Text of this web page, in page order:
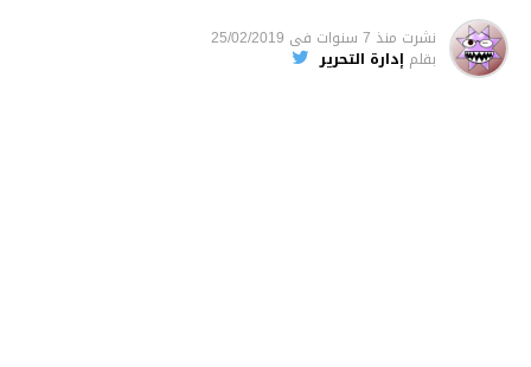
نشرت منذ 7 سنوات فى 25/02/2019
بقلم إدارة التحرير